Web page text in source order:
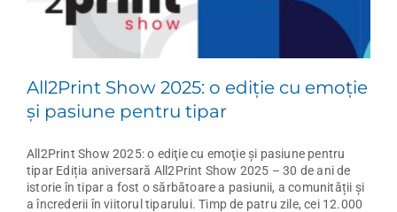
All2Print Show 2025: o ediţie cu emoţie
şi pasiune pentru tipar
All2Print Show 2025: o ediţie cu emoţie şi pasiune pentru
tipar Ediția aniversară All2Print Show 2025 – 30 de ani de
istorie în tipar a fost o sărbătoare a pasiunii, a comunității și
a încrederii în viitorul tiparului. Timp de patru zile, cei 12.000